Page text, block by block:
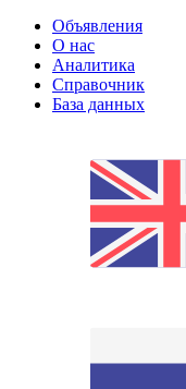
Объявления
О нас
Аналитика
Справочник
База данных